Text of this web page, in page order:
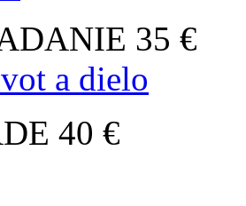
35 €
a dielo
40 €